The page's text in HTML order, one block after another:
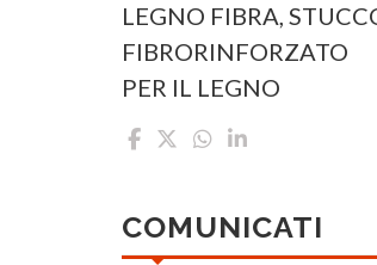
LEGNO FIBRA,
FIBRORINFORZATO
PER IL LEGNO
COMUNICATI